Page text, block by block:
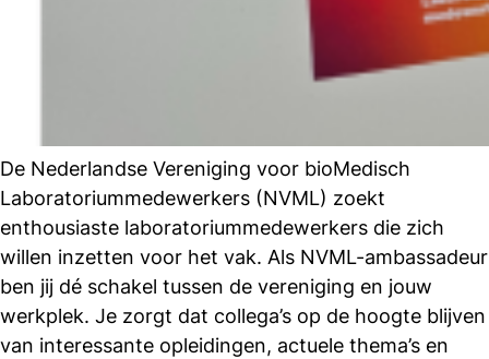
De Nederlandse Vereniging voor bioMedisch
Laboratoriummedewerkers (NVML) zoekt
enthousiaste laboratoriummedewerkers die zich
willen inzetten voor het vak. Als NVML-ambassadeur
ben jij dé schakel tussen de vereniging en jouw
werkplek. Je zorgt dat collega’s op de hoogte blijven
van interessante opleidingen, actuele thema’s en